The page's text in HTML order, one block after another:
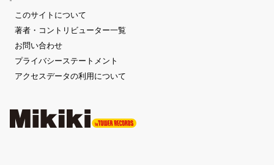
このサイトについて
著者・コントリビューター一覧
お問い合わせ
プライバシーステートメント
アクセスデータの利用について